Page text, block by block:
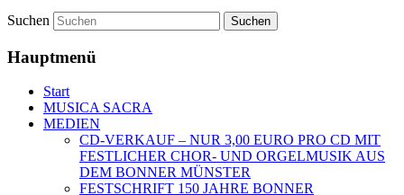
Suchen
Hauptmenü
Start
MUSICA SACRA
MEDIEN
CD-VERKAUF – NUR 3,00 EURO PRO CD MIT
FESTLICHER CHOR- UND ORGELMUSIK AUS
DEM BONNER MÜNSTER
FESTSCHRIFT 150 JAHRE BONNER